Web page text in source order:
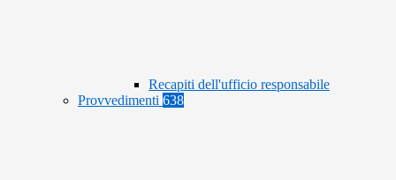
Recapiti dell'ufficio responsabile
Provvedimenti 638